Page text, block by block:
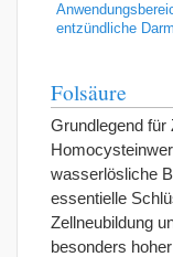
entzündliche
Folsäure
Grundlegend für
wasserlösliche
essentielle
Zellneubildung
besonders